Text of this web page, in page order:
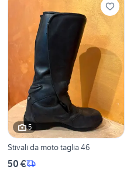
5
Stivali da moto taglia 46
50 €